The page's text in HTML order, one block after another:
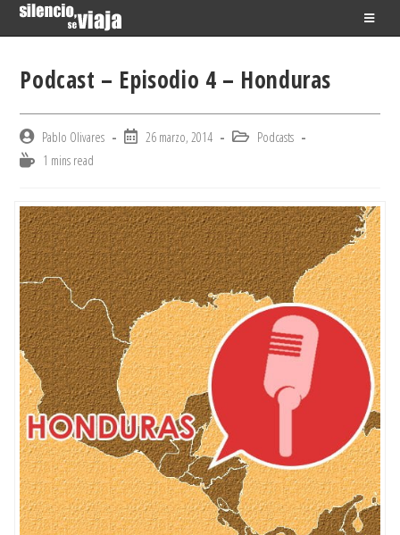
Podcast – Episodio 4 – Honduras
Post
author:
Pablo Olivares
Post 26 marzo, 2014
Post Podcasts
Reading1 mins read